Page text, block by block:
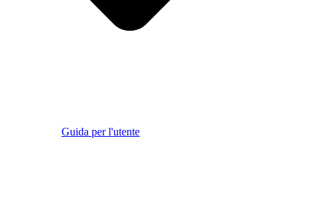
Guida per l'utente